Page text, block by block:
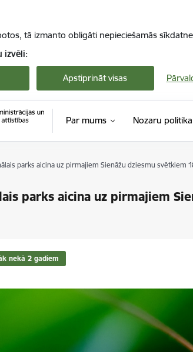
tā izmanto obligāti nepieciešamās
izvēli:
Apstiprināt visas
Par mums Nozaru politika
parks aicina uz pirmajiem Sienāžu dziesmu svētkiem
parks aicina uz pirmajiem
nekā 2 gadiem